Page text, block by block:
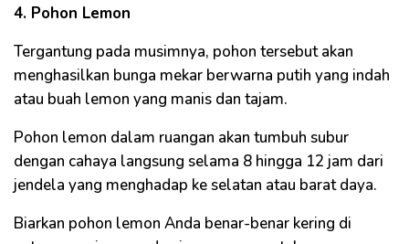
4. Pohon Lemon
Tergantung pada musimnya, pohon tersebut akan
menghasilkan bunga mekar berwarna putih yang indah
atau buah lemon yang manis dan tajam.
Pohon lemon dalam ruangan akan tumbuh subur
dengan cahaya langsung selama 8 hingga 12 jam dari
jendela yang menghadap ke selatan atau barat daya.
Biarkan pohon lemon Anda benar-benar kering di